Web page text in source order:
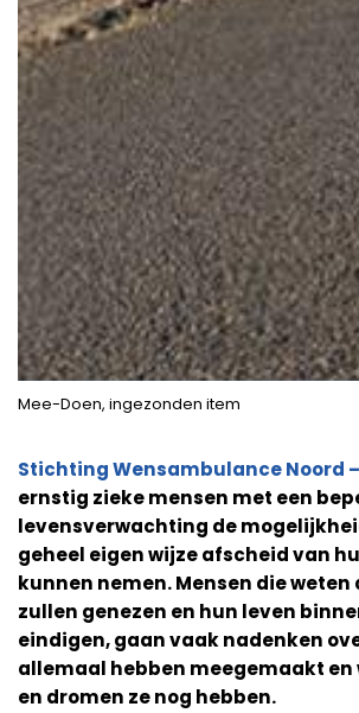
Mee-Doen, ingezonden item
Stichting Wensambulance Noord
ernstig zieke mensen met een
levensverwachting de
geheel eigen wijze afscheid van
kunnen nemen. Mensen die weten
zullen genezen en hun leven
eindigen, gaan vaak nadenken
allemaal hebben meegemaakt en
en dromen ze nog hebben.